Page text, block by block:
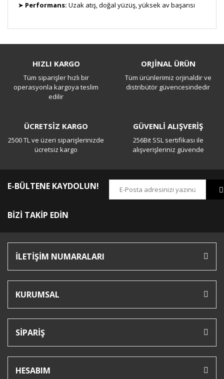
➤ Performans: Uzak atış, doğal yüzüş, yüksek av başarısı
Yorum Yaz
HIZLI KARGO
Tüm siparişler hızlı bir
operasyonla kargoya teslim
edilir
ORJİNAL ÜRÜN
Tüm ürünlerimiz orjinaldir ve
distribütör güvencesindedir
ÜCRETSİZ KARGO
2500 TL ve üzeri siparişlerinizde
ücretsiz kargo
GÜVENLİ ALIŞVERİŞ
256Bit SSL sertifikası ile
alışverişleriniz güvende
E-BÜLTENE KAYDOLUN!
BİZİ TAKİP EDİN
İLETİŞİM NUMARALARI
KURUMSAL
SİPARİŞ
HESABIM